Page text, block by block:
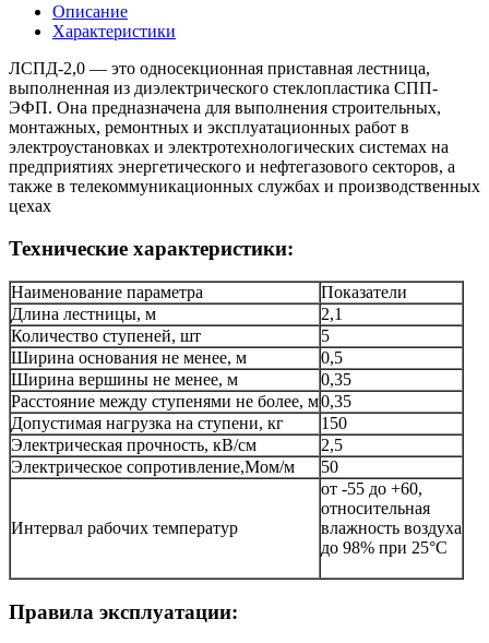
Описание
Характеристики
ЛСПД-2,0 — это односекционная приставная лестница,
выполненная из диэлектрического стеклопластика СПП-
ЭФП. Она предназначена для выполнения строительных,
монтажных, ремонтных и эксплуатационных работ в
электроустановках и электротехнологических системах на
предприятиях энергетического и нефтегазового секторов, а
также в телекоммуникационных службах и производственных
цехах
Технические характеристики:
Наименование параметра
Показатели
Длина лестницы, м
2,1
Количество ступеней, шт
5
Ширина основания не менее, м
0,5
Ширина вершины не менее, м
0,35
Расстояние между ступенями не более, м0,35
Допустимая нагрузка на ступени, кг
150
Электрическая прочность, кВ/см
2,5
Электрическое сопротивление,Мом/м
50
Интервал рабочих температур
от -55 до +60,
относительная
влажность воздуха
до 98% при 25°С
Правила эксплуатации: